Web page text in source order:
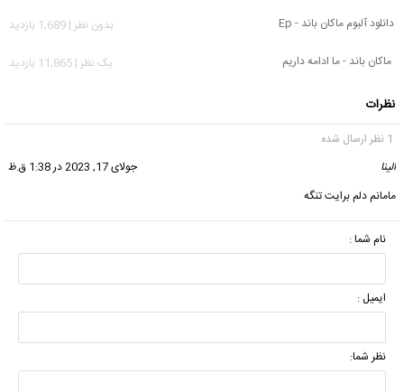
دانلود آلبوم ماکان باند - Ep
بدون نظر | 1,689 بازدید
ماکان باند - ما ادامه داریم
يک نظر | 11,865 بازدید
نظرات
1 نظر ارسال شده
الینا
جولای 17, 2023 در 1:38 ق.ظ
مامانم دلم برایت تنگه
نام شما :
ایمیل :
نظر شما: